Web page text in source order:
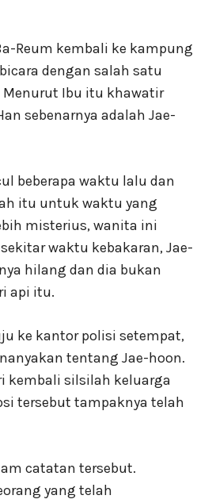
Reum kembali ke kampung
dengan salah satu
Ibu itu khawatir
sebenarnya adalah Jae-
beberapa waktu lalu dan
itu untuk waktu yang
misterius, wanita ini
waktu kebakaran, Jae-
hilang dan dia bukan
api itu.
ke kantor polisi setempat,
tentang Jae-hoon.
kembali silsilah keluarga
tersebut tampaknya telah
catatan tersebut.
yang telah